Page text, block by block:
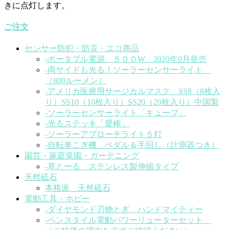
きに点灯します。
ご注文
センサー防犯・防災・エコ商品
-ポータブル電源 ５００W 2020年9月発売
-両サイドも光る！ソーラーセンサーライト
（800ルーメン）
-アメリカ医療用サージカルマスク SS8（8枚入
り）SS10（10枚入り）SS20（20枚入り）中国製
-ソーラーセンサーライト「キューブ」
-光るステッキ「愛棒」
-ソーラーアプローチライト５灯
-自転車こぎ機 ペダル＆手回し（計測器つき）
園芸・家庭菜園・ガーデニング
-草とーる ステンレス製伸縮タイプ
天然砥石
本格派 天然砥石
電動工具・ホビー
-ダイヤモンド刃物とぎ ハンドマイティー
-ペンスタイル電動パワーリューターセット